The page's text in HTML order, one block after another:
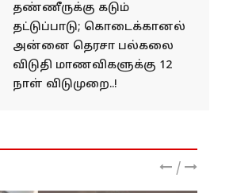
தண்ணீருக்கு கடும்
தட்டுப்பாடு; கொடைக்கானல்
அன்னை தெரசா பல்கலை
விடுதி மாணவிகளுக்கு 12
நாள் விடுமுறை..!
/